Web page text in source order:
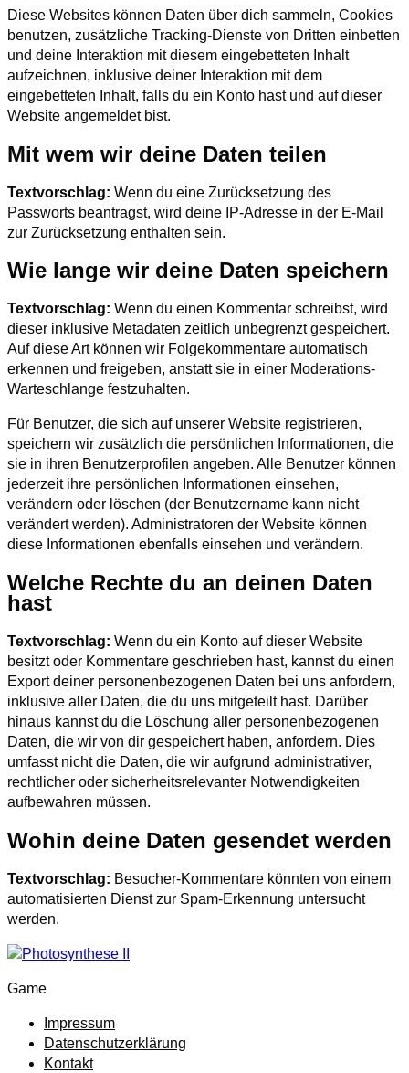
Diese Websites können Daten über dich sammeln, Cookies
benutzen, zusätzliche Tracking-Dienste von Dritten einbetten
und deine Interaktion mit diesem eingebetteten Inhalt
aufzeichnen, inklusive deiner Interaktion mit dem
eingebetteten Inhalt, falls du ein Konto hast und auf dieser
Website angemeldet bist.
Mit wem wir deine Daten teilen
Textvorschlag: Wenn du eine Zurücksetzung des
Passworts beantragst, wird deine IP-Adresse in der E-Mail
zur Zurücksetzung enthalten sein.
Wie lange wir deine Daten speichern
Textvorschlag: Wenn du einen Kommentar schreibst, wird
dieser inklusive Metadaten zeitlich unbegrenzt gespeichert.
Auf diese Art können wir Folgekommentare automatisch
erkennen und freigeben, anstatt sie in einer Moderations-
Warteschlange festzuhalten.
Für Benutzer, die sich auf unserer Website registrieren,
speichern wir zusätzlich die persönlichen Informationen, die
sie in ihren Benutzerprofilen angeben. Alle Benutzer können
jederzeit ihre persönlichen Informationen einsehen,
verändern oder löschen (der Benutzername kann nicht
verändert werden). Administratoren der Website können
diese Informationen ebenfalls einsehen und verändern.
Welche Rechte du an deinen Daten
hast
Textvorschlag: Wenn du ein Konto auf dieser Website
besitzt oder Kommentare geschrieben hast, kannst du einen
Export deiner personenbezogenen Daten bei uns anfordern,
inklusive aller Daten, die du uns mitgeteilt hast. Darüber
hinaus kannst du die Löschung aller personenbezogenen
Daten, die wir von dir gespeichert haben, anfordern. Dies
umfasst nicht die Daten, die wir aufgrund administrativer,
rechtlicher oder sicherheitsrelevanter Notwendigkeiten
aufbewahren müssen.
Wohin deine Daten gesendet werden
Textvorschlag: Besucher-Kommentare könnten von einem
automatisierten Dienst zur Spam-Erkennung untersucht
werden.
Game
Impressum
Datenschutzerklärung
Kontakt